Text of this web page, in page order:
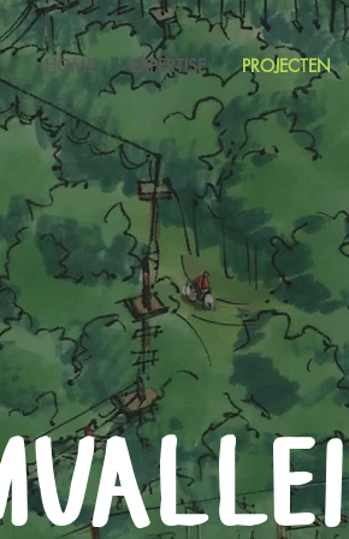
HOME EXPERTISE PROJECTEN